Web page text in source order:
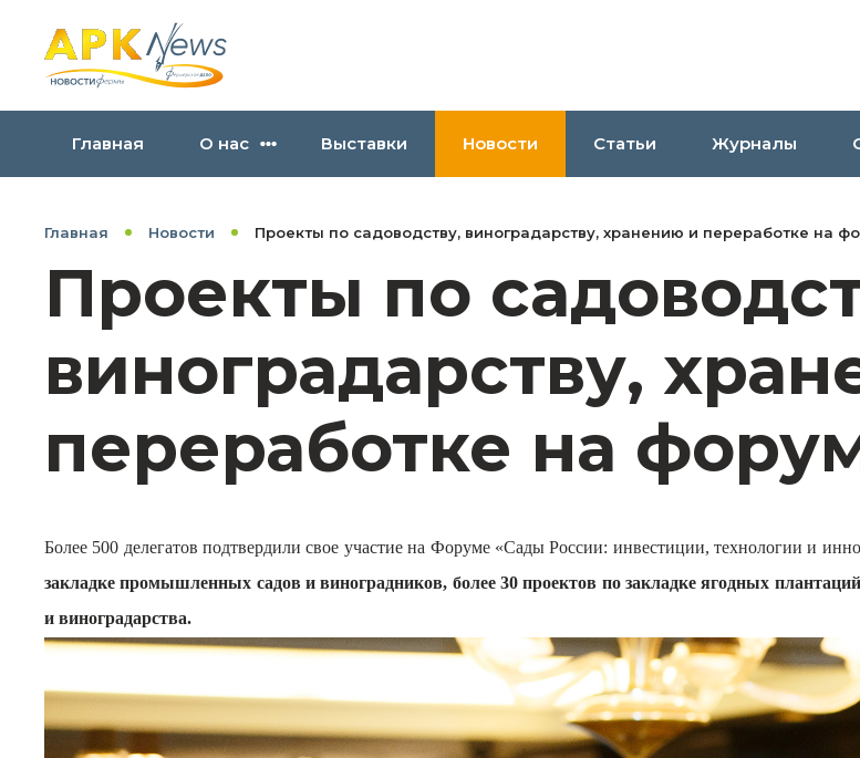
Главная О нас Выставки Новости Статьи Журналы
Главная Новости Проекты по садоводству, виноградарству, хранению и переработке на
Проекты по
виноградарству,
переработке на
Более 500 делегатов подтвердили свое участие на Форуме «Сады России: инвестиции, технологии и
закладке промышленных садов и виноградников, более 30 проектов по закладке ягодных
и виноградарства.